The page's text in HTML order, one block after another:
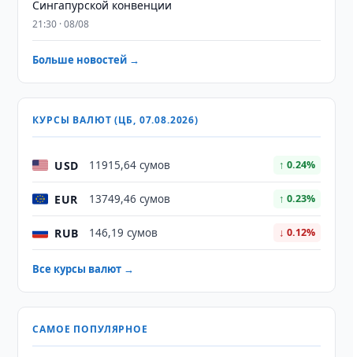
Сингапурской конвенции
21:30 · 08/08
Больше новостей →
КУРСЫ ВАЛЮТ (ЦБ, 07.08.2026)
USD 11915,64 сумов ↑ 0.24%
EUR 13749,46 сумов ↑ 0.23%
RUB 146,19 сумов ↓ 0.12%
Все курсы валют →
САМОЕ ПОПУЛЯРНОЕ